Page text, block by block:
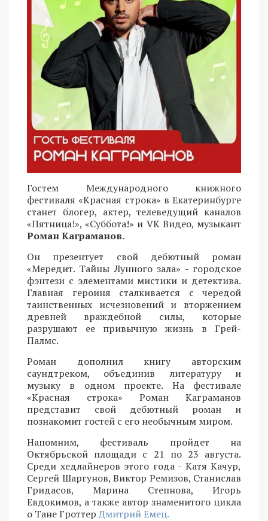
Гостем Международного книжного
фестиваля «Красная строка» в Екатеринбурге
станет блогер, актер, телеведущий каналов
«Пятница!», «Суббота!» и VK Видео, музыкант
Роман Каграманов.
Он презентует свой дебютный роман
«Мередит. Тайны Лунного зала» - городское
фэнтези с элементами мистики и детектива.
Главная героиня сталкивается с чередой
таинственных исчезновений и вторжением
древней враждебной силы, которые
разрушают ее привычную жизнь в Грей-
Палмс.
Роман дополнил книгу авторским
саундтреком, объединив литературу и
музыку в одном проекте. На фестивале
«Красная строка» Роман Каграманов
представит свой дебютный роман и
познакомит гостей с его необычным миром.
Напомним, фестиваль пройдет на
Октябрьской площади с 21 по 23 августа.
Среди хедлайнеров этого года - Катя Качур,
Сергей Шаргунов, Виктор Ремизов, Станислав
Гридасов, Марина Степнова, Игорь
Евдокимов, а также автор знаменитого цикла
о Тане ГроттерДмитрий Емец.